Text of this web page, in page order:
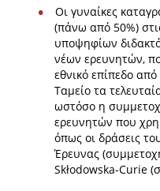
Οι γυναίκες
(πάνω από 50%)
υποψηφίων
νέων ερευνητών,
εθνικό επίπεδο
Ταμείο τα
ωστόσο η
ερευνητών που
όπως οι δράσεις
Έρευνας
Skłodowska-Curie